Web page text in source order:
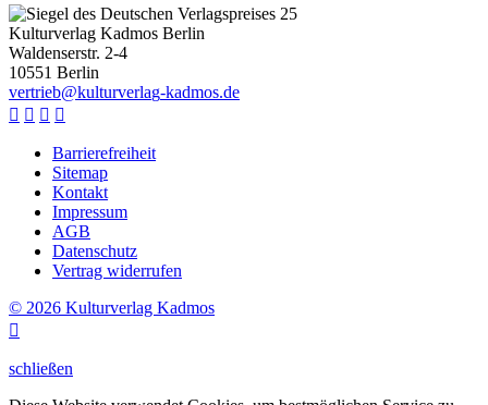
Kulturverlag Kadmos Berlin
Waldenserstr. 2-4
10551 Berlin
vertrieb@kulturverlag-kadmos.de
   
Barrierefreiheit
Sitemap
Kontakt
Impressum
AGB
Datenschutz
Vertrag widerrufen
© 2026 Kulturverlag Kadmos

schließen